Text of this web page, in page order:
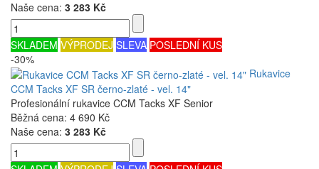
Naše cena: 3 283 Kč
SKLADEM VÝPRODEJ SLEVA POSLEDNÍ KUS
-30%
Rukavice
CCM Tacks XF SR černo-zlaté - vel. 14"
Profesionální rukavice CCM Tacks XF Senior
Běžná cena: 4 690 Kč
Naše cena: 3 283 Kč